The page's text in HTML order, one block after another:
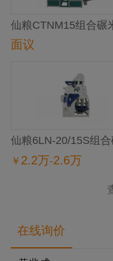
仙粮CTNM15组合碾
面议
仙粮6LN-20/15S组合
米机
￥ 2.2万-2.6万
在线询价